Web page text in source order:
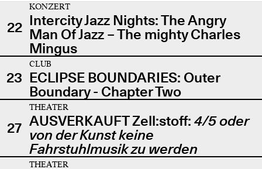
22
KONZERT
Intercity Jazz Nights: The Angry
Man Of Jazz – The mighty Charles
Mingus
23
CLUB
ECLIPSE BOUNDARIES: Outer
Boundary - Chapter Two
27
THEATER
AUSVERKAUFT Zell:stoff: 4/5 oder
von der Kunst keine
Fahrstuhlmusik zu werden
THEATER